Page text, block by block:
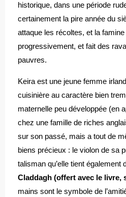
historique, dans une période
certainement la pire année du
attaque les récoltes, et la famine
progressivement, et fait des
pauvres.
Keira est une jeune femme
cuisinière au caractère bien
maternelle peu développée (en
chez une famille de riches
sur son passé, mais a tout de
biens précieux : le violon de sa
talisman qu’elle tient également
Claddagh (offert avec le livre,
mains sont le symbole de